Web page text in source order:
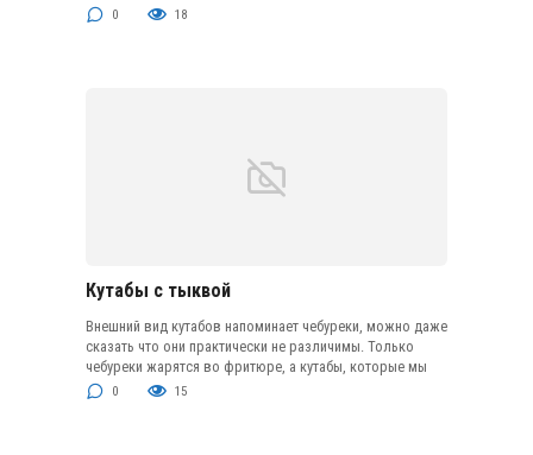
0 18
Кутабы с тыквой
Внешний вид кутабов напоминает чебуреки, можно даже
сказать что они практически не различимы. Только
чебуреки жарятся во фритюре, а кутабы, которые мы
0 15